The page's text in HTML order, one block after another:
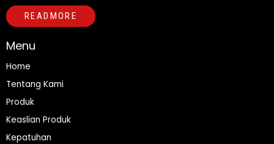
READMORE
Menu
Home
Tentang Kami
Produk
Keaslian Produk
Kepatuhan